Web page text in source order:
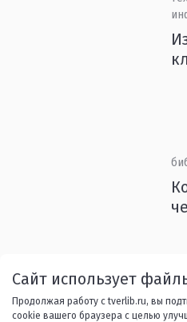
Назад 2
... 45 Вперед
Сайт использует
Продолжая работу с tverlib.ru, вы
cookie вашего браузера с целью